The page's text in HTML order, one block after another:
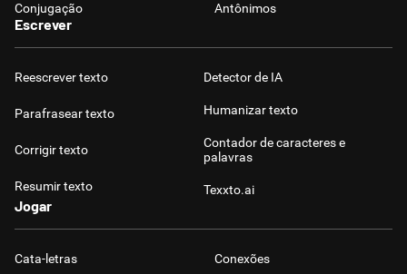
Conjugação Antônimos
Escrever
Reescrever texto
Parafrasear texto
Corrigir texto
Resumir texto
Detector de IA
Humanizar texto
Contador de caracteres e
palavras
Texxto.ai
Jogar
Cata-letras Conexões